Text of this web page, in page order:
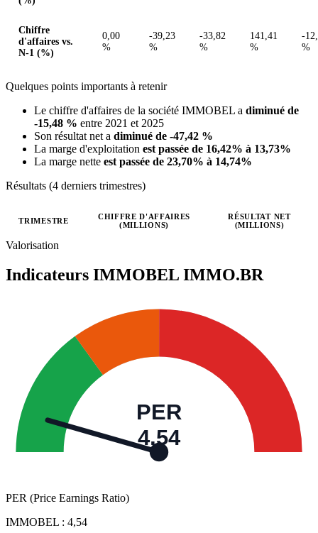
Chiffre
d'affaires vs.
N-1 (%)
0,00
%
-39,23
%
-33,82
%
141,41
%
-
%
Quelques points importants à retenir
Le chiffre d'affaires de la société IMMOBEL a diminué de
-15,48 % entre 2021 et 2025
Son résultat net a diminué de -47,42 %
La marge d'exploitation est passée de 16,42% à 13,73%
La marge nette est passée de 23,70% à 14,74%
Résultats (4 derniers trimestres)
Valeurs trimestrielles en millions (euro)
TRIMESTRE
CHIFFRE D'AFFAIRES
(MILLIONS)
RÉSULTAT NET
(MILLIONS)
Valorisation
Indicateurs IMMOBEL IMMO.BR
PER
4,54
PER (Price Earnings Ratio)
IMMOBEL : 4,54